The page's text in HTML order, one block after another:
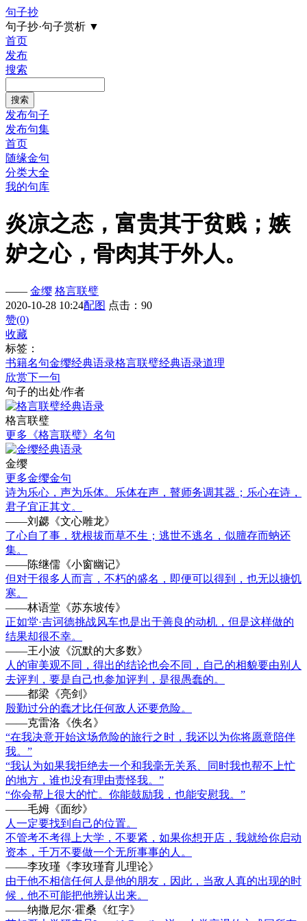
句子抄
句子抄·句子赏析 ▼
首页
发布
搜索
发布句子
发布句集
首页
随缘金句
分类大全
我的句库
炎凉之态，富贵其于贫贱；嫉
妒之心，骨肉其于外人。
—— 金缨 格言联璧
2020-10-28 10:24配图 点击：90
赞(0)
收藏
标签：
书籍名句金缨经典语录格言联璧经典语录道理
欣赏下一句
句子的出处/作者
格言联璧
更多《格言联璧》名句
金缨
更多金缨金句
诗为乐心，声为乐体。乐体在声，瞽师务调其器；乐心在诗，
君子宜正其文。
——刘勰《文心雕龙》
了心自了事，犹根拔而草不生；逃世不逃名，似膻存而蚋还
集。
——陈继儒《小窗幽记》
但对于很多人而言，不朽的盛名，即便可以得到，也无以搪饥
寒。
——林语堂《苏东坡传》
正如堂·吉诃德挑战风车也是出于善良的动机，但是这样做的
结果却很不幸。
——王小波《沉默的大多数》
人的审美观不同，得出的结论也会不同，自己的相貌要由别人
去评判，要是自己也参加评判，是很愚蠢的。
——都梁《亮剑》
殷勤过分的蠢才比任何敌人还要危险。
——克雷洛《佚名》
“在我决意开始这场危险的旅行之时，我还以为你将愿意陪伴
我。”
“我认为如果我拒绝去一个和我毫无关系、同时我也帮不上忙
的地方，谁也没有理由责怪我。”
“你会帮上很大的忙。你能鼓励我，也能安慰我。”
——毛姆《面纱》
人一定要找到自己的位置。
不管考不考得上大学，不要紧，如果你想开店，我就给你启动
资本，千万不要做一个无所事事的人。
——李玫瑾《李玫瑾育儿理论》
由于他不相信任何人是他的朋友，因此，当敌人真的出现的时
候，他不可能把他辨认出来。
——纳撒尼尔·霍桑《红字》